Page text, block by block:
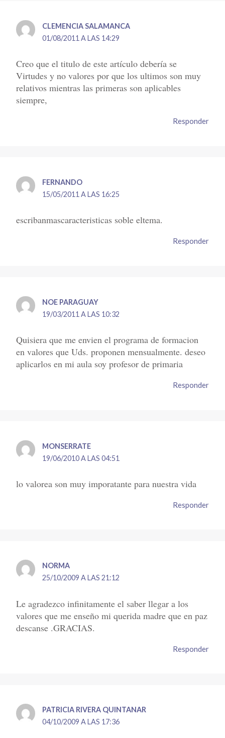
CLEMENCIA SALAMANCA
01/08/2011 A LAS 14:29
Creo que el titulo de este artículo debería se
Virtudes y no valores por que los ultimos son muy
relativos mientras las primeras son aplicables
siempre,
Responder
FERNANDO
15/05/2011 A LAS 16:25
escribanmascaracteristicas soble eltema.
Responder
NOE PARAGUAY
19/03/2011 A LAS 10:32
Quisiera que me envien el programa de formacion
en valores que Uds. proponen mensualmente. deseo
aplicarlos en mi aula soy profesor de primaria
Responder
MONSERRATE
19/06/2010 A LAS 04:51
lo valorea son muy imporatante para nuestra vida
Responder
NORMA
25/10/2009 A LAS 21:12
Le agradezco infinitamente el saber llegar a los
valores que me enseño mi querida madre que en paz
descanse .GRACIAS.
Responder
PATRICIA RIVERA QUINTANAR
04/10/2009 A LAS 17:36